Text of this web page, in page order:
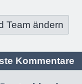
Team ändern
Kommentare